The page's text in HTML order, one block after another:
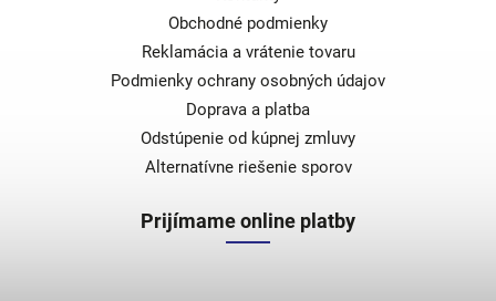
Obchodné podmienky
Reklamácia a vrátenie tovaru
Podmienky ochrany osobných údajov
Doprava a platba
Odstúpenie od kúpnej zmluvy
Alternatívne riešenie sporov
Prijímame online platby